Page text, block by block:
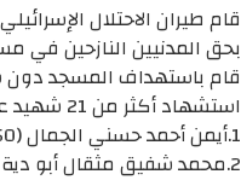
بحق المدنيين النازحين
قام باستهداف المسجد دون
استشهاد أكثر من 21 شهيد عرف منهم:
1.أيمن أحمد حسني الجمال (50 عام)
2.محمد شفيق مثقال أبو دية (29 عام)